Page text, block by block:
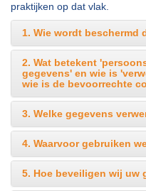
praktijken op dat vlak.
1. Wie wordt beschermd
2. Wat betekent
gegevens' en wie is
wie is de bevoorrechte
3. Welke gegevens
4. Waarvoor gebruiken
5. Hoe beveiligen wij uw